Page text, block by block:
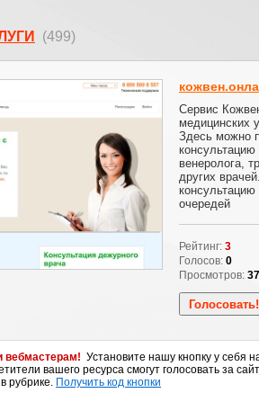
(499)
Сервис
медицинских
Здесь можно
венеролога,
других
очередей
Рейтинг: 3
Голосов: 0
Просмотров:
вебмастерам! Установите нашу кнопку у себя
вашего ресурса смогут голосовать за
рубрике. Получить код кнопки